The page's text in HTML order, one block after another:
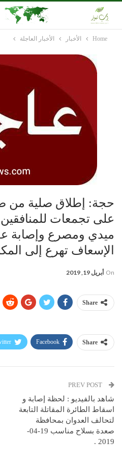
Home الأخبار الأخبار العاجلة
حجة: إطلاق صلية من
على تجمعات
ميدي ومصرع وإصابة
الإسعاف تهرع إلى
On أبريل 19, 2019
Share
Share
Facebook
شاهد بالفيديو : لحظة إصابة و
اسقاط الطائرة المقاتلة التابعة
لتحالف العدوان بمحافظة
صعدة بسلاح مناسب 19-04-
2019 .